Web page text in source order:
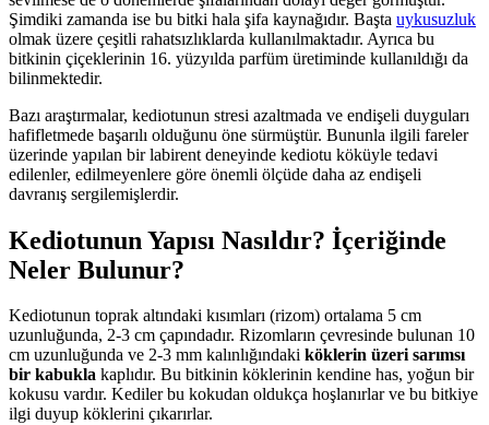
Şimdiki zamanda ise bu bitki hala şifa kaynağıdır. Başta uykusuzluk
olmak üzere çeşitli rahatsızlıklarda kullanılmaktadır. Ayrıca bu
bitkinin çiçeklerinin 16. yüzyılda parfüm üretiminde kullanıldığı da
bilinmektedir.
Bazı araştırmalar, kediotunun stresi azaltmada ve endişeli duyguları
hafifletmede başarılı olduğunu öne sürmüştür. Bununla ilgili fareler
üzerinde yapılan bir labirent deneyinde kediotu köküyle tedavi
edilenler, edilmeyenlere göre önemli ölçüde daha az endişeli
davranış sergilemişlerdir.
Kediotunun Yapısı Nasıldır? İçeriğinde
Neler Bulunur?
Kediotunun toprak altındaki kısımları (rizom) ortalama 5 cm
uzunluğunda, 2-3 cm çapındadır. Rizomların çevresinde bulunan 10
cm uzunluğunda ve 2-3 mm kalınlığındaki köklerin üzeri sarımsı
bir kabukla kaplıdır. Bu bitkinin köklerinin kendine has, yoğun bir
kokusu vardır. Kediler bu kokudan oldukça hoşlanırlar ve bu bitkiye
ilgi duyup köklerini çıkarırlar.